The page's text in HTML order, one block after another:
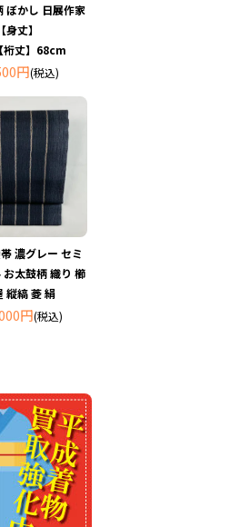
ぼかし 日展作家
丈】
丈】68cm
円(税込)
帯 濃グレー セミ
お太鼓柄 織り 櫛
縦縞 菱 絹
円(税込)